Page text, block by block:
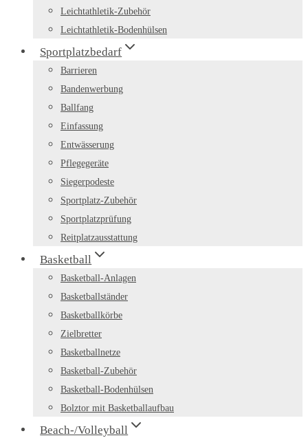
Leichtathletik-Zubehör
Leichtathletik-Bodenhülsen
Sportplatzbedarf
Barrieren
Bandenwerbung
Ballfang
Einfassung
Entwässerung
Pflegegeräte
Siegerpodeste
Sportplatz-Zubehör
Sportplatzprüfung
Reitplatzausstattung
Basketball
Basketball-Anlagen
Basketballständer
Basketballkörbe
Zielbretter
Basketballnetze
Basketball-Zubehör
Basketball-Bodenhülsen
Bolztor mit Basketballaufbau
Beach-/Volleyball